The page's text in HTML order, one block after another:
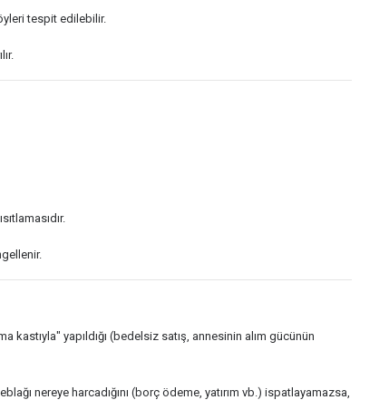
tespit edilebilir.
kastıyla" yapıldığı (bedelsiz satış, annesinin alım gücünün
nereye harcadığını (borç ödeme, yatırım vb.) ispatlayamazsa,